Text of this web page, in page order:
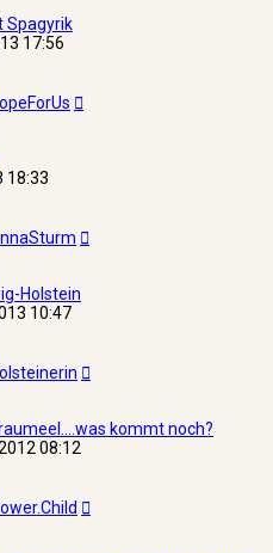
Spagyrik
17:56
18:33
Holstein
10:47
kommt noch?
08:12